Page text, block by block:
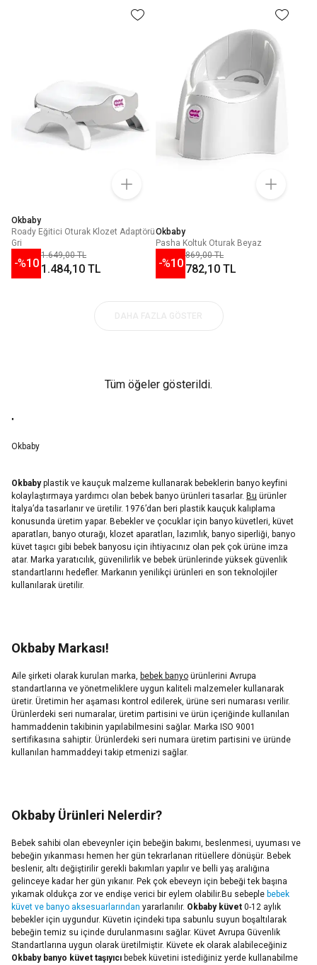
Okbaby
Roady Eğitici Oturak Klozet Adaptörü
Gri
-%10
1.649,00 TL
1.484,10 TL
Okbaby
Pasha Koltuk Oturak Beyaz
-%10
869,00 TL
782,10 TL
Tüm öğeler gösterildi.
"
Okbaby
Okbabyplastik ve kauçuk malzeme kullanarak bebeklerin banyo keyfini
kolaylaştırmaya yardımcı olan bebek banyo ürünleri tasarlar. Bu ürünler
İtalya’da tasarlanır ve üretilir. 1976’dan beri plastik kauçuk kalıplama
konusunda üretim yapar. Bebekler ve çocuklar için banyo küvetleri, küvet
aparatları, banyo oturağı, klozet aparatları, lazımlık, banyo siperliği, banyo
küvet taşıcı gibi bebek banyosu için ihtiyacınız olan pek çok ürüne imza
atar. Marka yaratıcılık, güvenilirlik ve bebek ürünlerinde yüksek güvenlik
standartlarını hedefler. Markanın yenilikçi ürünleri en son teknolojiler
kullanılarak üretilir.
Okbaby Markası!
Aile şirketi olarak kurulan marka, bebek banyo ürünlerini Avrupa
standartlarına ve yönetmeliklere uygun kaliteli malzemeler kullanarak
üretir. Üretimin her aşaması kontrol edilerek, ürüne seri numarası verilir.
Ürünlerdeki seri numaralar, üretim partisini ve ürün içeriğinde kullanılan
hammaddenin takibinin yapılabilmesini sağlar. Marka ISO 9001
sertifikasına sahiptir. Ürünlerdeki seri numara üretim partisini ve üründe
kullanılan hammaddeyi takip etmenizi sağlar.
Okbaby Ürünleri Nelerdir?
Bebek sahibi olan ebeveynler için bebeğin bakımı, beslenmesi, uyuması ve
bebeğin yıkanması hemen her gün tekrarlanan ritüellere dönüşür. Bebek
beslenir, altı değiştirilir gerekli bakımları yapılır ve belli yaş aralığına
gelinceye kadar her gün yıkanır. Pek çok ebeveyn için bebeği tek başına
yıkamak oldukça zor ve endişe verici bir eylem olabilir.Bu sebeple bebek
küvet ve banyo aksesuarlarından yararlanılır. Okbaby küvet 0-12 aylık
bebekler için uygundur. Küvetin içindeki tıpa sabunlu suyun boşaltılarak
bebeğin temiz su içinde durulanmasını sağlar. Küvet Avrupa Güvenlik
Standartlarına uygun olarak üretilmiştir. Küvete ek olarak alabileceğiniz
Okbaby banyo küvet taşıyıcı bebek küvetini istediğiniz yerde kullanabilme